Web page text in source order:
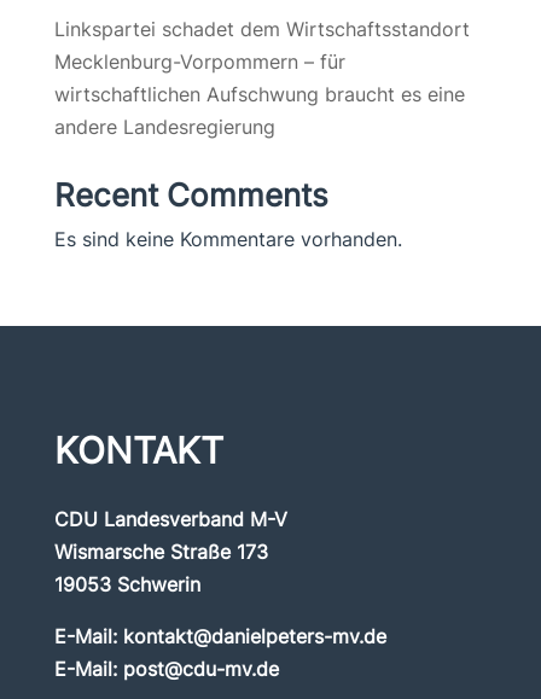
Linkspartei schadet dem Wirtschaftsstandort
Mecklenburg-Vorpommern – für
wirtschaftlichen Aufschwung braucht es eine
andere Landesregierung
Recent Comments
Es sind keine Kommentare vorhanden.
KONTAKT
CDU Landesverband M-V
Wismarsche Straße 173
19053 Schwerin
E-Mail: kontakt@danielpeters-mv.de
E-Mail: post@cdu-mv.de